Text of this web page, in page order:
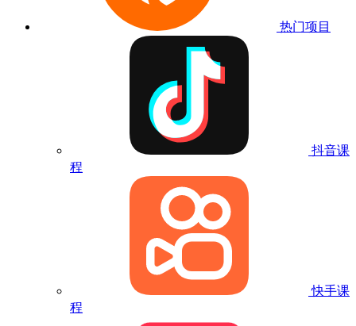
热门项目
抖音课
程
快手课
程